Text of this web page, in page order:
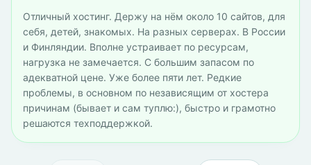
Отличный хостинг. Держу на нём около 10 сайтов, для
себя, детей, знакомых. На разных серверах. В России
и Финляндии. Вполне устраивает по ресурсам,
нагрузка не замечается. С большим запасом по
адекватной цене. Уже более пяти лет. Редкие
проблемы, в основном по независящим от хостера
причинам (бывает и сам туплю:), быстро и грамотно
решаются техподдержкой.